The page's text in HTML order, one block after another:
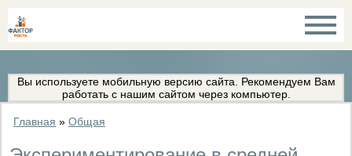
Вы используете мобильную версию сайта. Рекомендуем Вам
работать с нашим сайтом через компьютер.
Главная » Общая